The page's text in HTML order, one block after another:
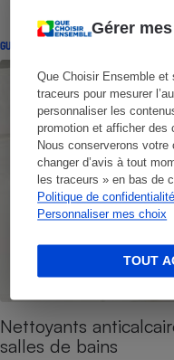
Gérer
Que Choisir Ensemble
traceurs pour mesurer
personnaliser les
promotion et afficher des
Nous conserverons
changer d’avis à tout
les traceurs » en bas de
Politique de
Personnaliser mes choix
TOUT
GUIDE D'ACHAT
Nettoyants
salles de bains